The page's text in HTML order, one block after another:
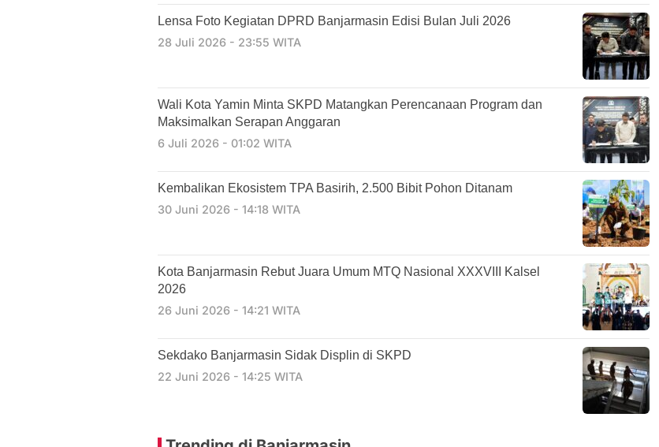
Lensa Foto Kegiatan DPRD Banjarmasin Edisi Bulan Juli 2026
28 Juli 2026 - 23:55 WITA
Wali Kota Yamin Minta SKPD Matangkan Perencanaan Program dan
Maksimalkan Serapan Anggaran
6 Juli 2026 - 01:02 WITA
Kembalikan Ekosistem TPA Basirih, 2.500 Bibit Pohon Ditanam
30 Juni 2026 - 14:18 WITA
Kota Banjarmasin Rebut Juara Umum MTQ Nasional XXXVIII Kalsel
2026
26 Juni 2026 - 14:21 WITA
Sekdako Banjarmasin Sidak Displin di SKPD
22 Juni 2026 - 14:25 WITA